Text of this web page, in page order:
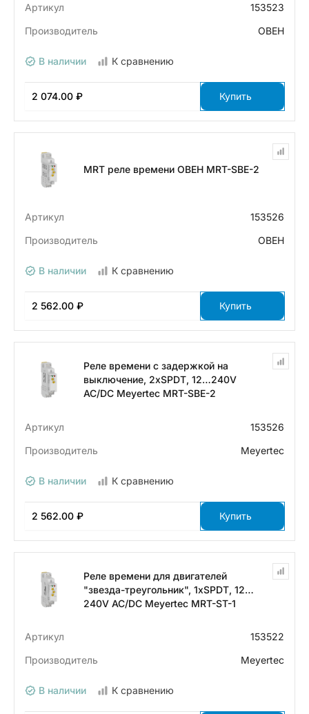
Артикул
153523
Производитель
ОВЕН
В наличии К сравнению
2 074.00 ₽ Купить
MRT реле времени ОВЕН MRT-SBE-2
Артикул
153526
Производитель
ОВЕН
В наличии К сравнению
2 562.00 ₽ Купить
Реле времени с задержкой на
выключение, 2хSPDT, 12…240V
AC/DC Meyertec MRT-SBE-2
Артикул
153526
Производитель
Meyertec
В наличии К сравнению
2 562.00 ₽ Купить
Реле времени для двигателей
"звезда-треугольник", 1хSPDT, 12…
240V AC/DC Meyertec MRT-ST-1
Артикул
153522
Производитель
Meyertec
В наличии К сравнению